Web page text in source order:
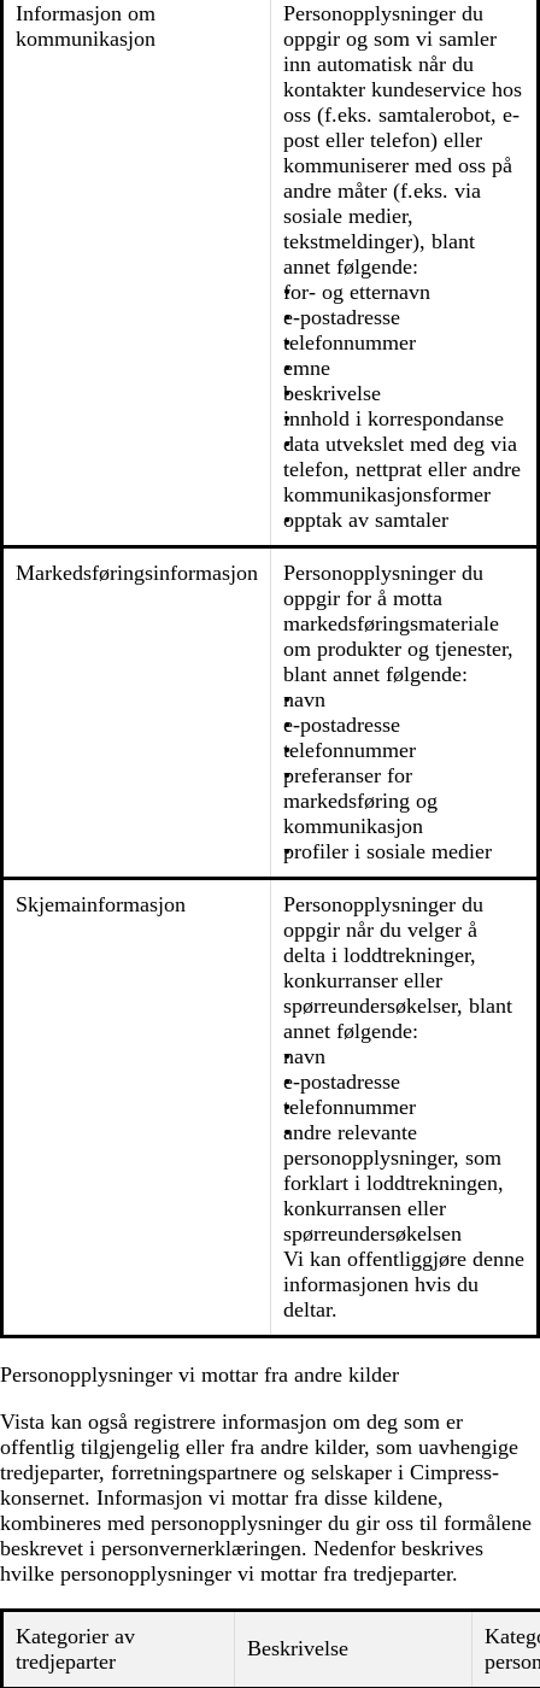
Informasjon om
kommunikasjon
Personopplysninger du
oppgir og som vi samler
inn automatisk når du
kontakter kundeservice hos
oss (f.eks. samtalerobot, e-
post eller telefon) eller
kommuniserer med oss ​​på
andre måter (f.eks. via
sosiale medier,
tekstmeldinger), blant
annet følgende:
for- og etternavn
e-postadresse
telefonnummer
emne
beskrivelse
innhold i korrespondanse
data utvekslet med deg via
telefon, nettprat eller andre
kommunikasjonsformer
opptak av samtaler
Markedsføringsinformasjon
Personopplysninger du
oppgir for å motta
markedsføringsmateriale
om produkter og tjenester,
blant annet følgende:
navn
e-postadresse
telefonnummer
preferanser for
markedsføring og
kommunikasjon
profiler i sosiale medier
Skjemainformasjon
Personopplysninger du
oppgir når du velger å
delta i loddtrekninger,
konkurranser eller
spørreundersøkelser, blant
annet følgende:
navn
e-postadresse
telefonnummer
andre relevante
personopplysninger, som
forklart i loddtrekningen,
konkurransen eller
spørreundersøkelsen
Vi kan offentliggjøre denne
informasjonen hvis du
deltar.
Personopplysninger vi mottar fra andre kilder
Vista kan også registrere informasjon om deg som er
offentlig tilgjengelig eller fra andre kilder, som uavhengige
tredjeparter, forretningspartnere og selskaper i Cimpress-
konsernet. Informasjon vi mottar fra disse kildene,
kombineres med personopplysninger du gir oss til formålene
beskrevet i personvernerklæringen. Nedenfor beskrives
hvilke personopplysninger vi mottar fra tredjeparter.
Kategorier av
tredjeparter
Beskrivelse